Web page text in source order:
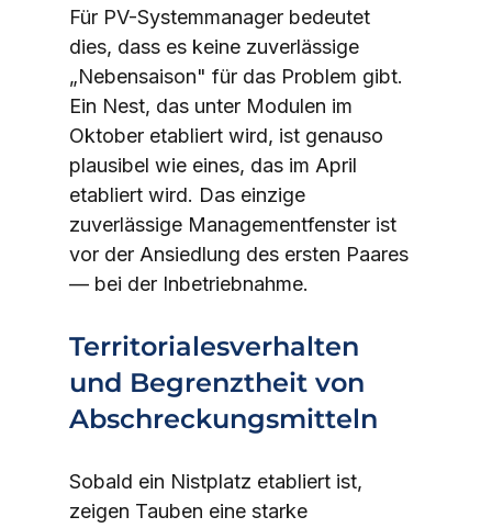
Für PV-Systemmanager bedeutet
dies, dass es keine zuverlässige
„Nebensaison" für das Problem gibt.
Ein Nest, das unter Modulen im
Oktober etabliert wird, ist genauso
plausibel wie eines, das im April
etabliert wird. Das einzige
zuverlässige Managementfenster ist
vor der Ansiedlung des ersten Paares
— bei der Inbetriebnahme.
Territorialesverhalten
und Begrenztheit von
Abschreckungsmitteln
Sobald ein Nistplatz etabliert ist,
zeigen Tauben eine starke